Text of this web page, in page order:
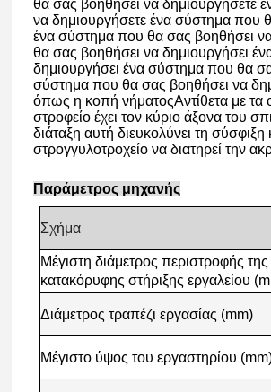
θα σας βοηθήσει να δημιουργήσετε
να δημιουργήσετε ένα σύστημα που
ένα σύστημα που θα σας βοηθήσει
θα σας βοηθήσει να δημιουργήσει
δημιουργήσει ένα σύστημα που θα
σύστημα που θα σας βοηθήσει να
όπως η κοπή νήματοςΑντίθετα με τα
στροφείο έχει τον κύριο άξονα του
διάταξη αυτή διευκολύνει τη
στρογγυλοτροχείο να διατηρεί την
Παράμετρος μηχανής
Σχήμα
Μέγιστη διάμετρος περιστροφής της
κατακόρυφης στήριξης εργαλείου
Διάμετρος τραπέζι εργασίας (mm)
Μέγιστο ύψος του εργαστηρίου